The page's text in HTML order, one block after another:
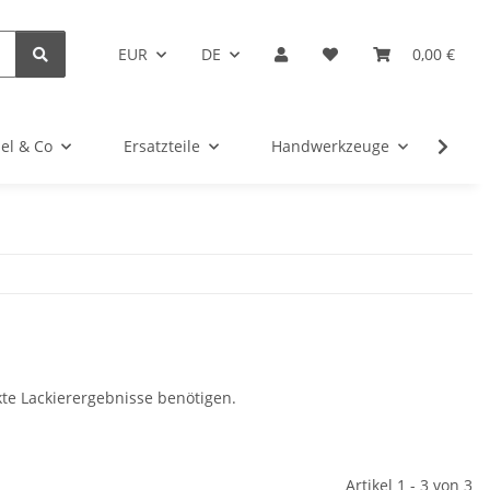
EUR DE 0,00 €
& Co Ersatzteile Handwerkzeuge
Lackierergebnisse benötigen.
Artikel 1 - 3 von 3